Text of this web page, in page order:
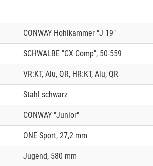
CONWAY Hohlkammer "J 19"
SCHWALBE "CX Comp", 50-559
VR:KT, Alu, QR, HR:KT, Alu, QR
Stahl schwarz
CONWAY "Junior"
ONE Sport, 27,2 mm
Jugend, 580 mm